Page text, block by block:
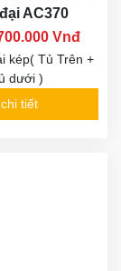
AC370
Vnđ
kép( Tủ Trên +
dưới )
tiết